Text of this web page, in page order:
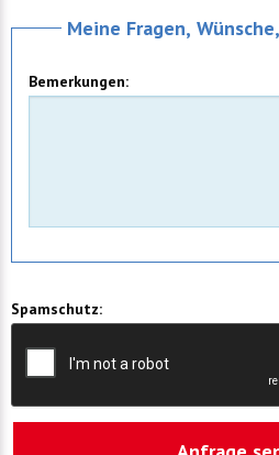
Meine Fragen,
Bemerkungen:
Spamschutz: